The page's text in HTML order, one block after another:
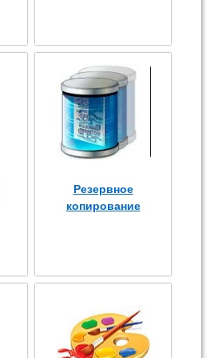
Резервное
копирование